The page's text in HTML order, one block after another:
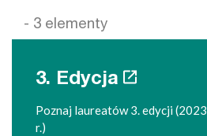
- 3 elementy
3. Edycja
Poznaj laureatów 3. edycji (2023
r.)